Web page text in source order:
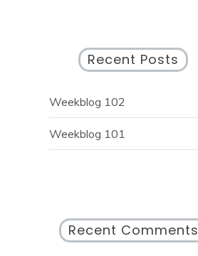
Recent Posts
Weekblog 102
Weekblog 101
Recent Comments